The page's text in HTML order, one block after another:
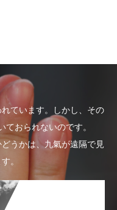
ています。しかし、その
おられないのです。
うかは、九氣が遠隔で見
。